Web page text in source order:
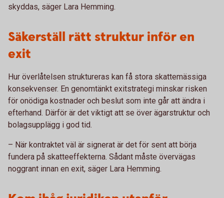
skyddas, säger Lara Hemming.
Säkerställ rätt struktur inför en
exit
Hur överlåtelsen struktureras kan få stora skattemässiga
konsekvenser. En genomtänkt exitstrategi minskar risken
för onödiga kostnader och beslut som inte går att ändra i
efterhand. Därför är det viktigt att se över ägarstruktur och
bolagsupplägg i god tid.
– När kontraktet väl är signerat är det för sent att börja
fundera på skatteeffekterna. Sådant måste övervägas
noggrant innan en exit, säger Lara Hemming.